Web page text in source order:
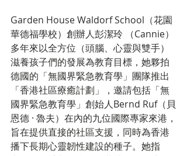
Garden House Waldorf School（花園
華德福學校）創辦人彭潔玲 （Cannie）
多年來以全方位（頭腦、心靈與雙手）
滋養孩子們的發展為教育目標，她夥拍
德國的「無國界緊急教育學」團隊推出
「香港社區療癒計劃」，邀請包括「無
國界緊急教育學」創始人Bernd Ruf（貝
恩德 · 魯夫）在內的九位國際專家來港，
旨在提供直接的社區支援，同時為香港
播下長期心靈韌性建設的種子。她指